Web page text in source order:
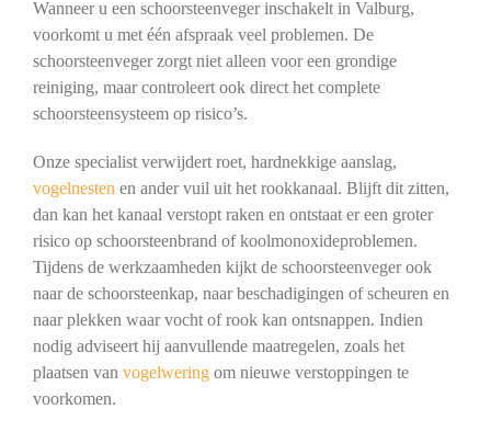
Wanneer u een schoorsteenveger inschakelt in Valburg,
voorkomt u met één afspraak veel problemen. De
schoorsteenveger zorgt niet alleen voor een grondige
reiniging, maar controleert ook direct het complete
schoorsteensysteem op risico’s.
Onze specialist verwijdert roet, hardnekkige aanslag,
vogelnesten en ander vuil uit het rookkanaal. Blijft dit zitten,
dan kan het kanaal verstopt raken en ontstaat er een groter
risico op schoorsteenbrand of koolmonoxideproblemen.
Tijdens de werkzaamheden kijkt de schoorsteenveger ook
naar de schoorsteenkap, naar beschadigingen of scheuren en
naar plekken waar vocht of rook kan ontsnappen. Indien
nodig adviseert hij aanvullende maatregelen, zoals het
plaatsen van vogelweringom nieuwe verstoppingen te
voorkomen.